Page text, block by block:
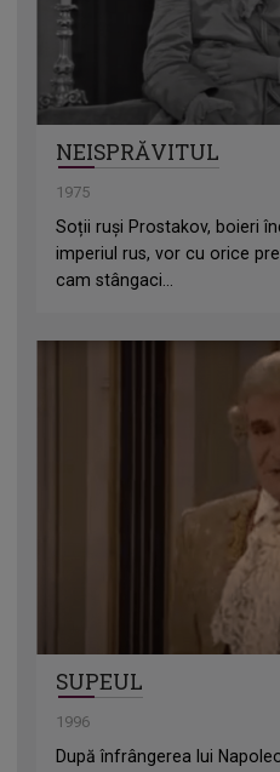
NEISPRĂVITUL
1975
Soții ruși Prostakov, boieri
imperiul rus, vor cu orice
cam stângaci...
SUPEUL
1996
După înfrângerea lui